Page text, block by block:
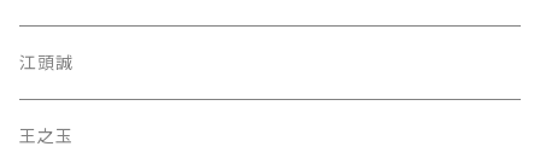
江頭誠
王之玉